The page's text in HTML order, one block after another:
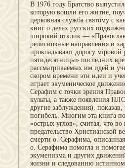
В 1976 году Братство
которую вошли его житие,
церковная служба святому с
книг о делах русских
широкий отклик —
религиозные направления и
прокладывают дорогу міровой
пятидесятницы» последних
рассматриваемых им идей и
скором времени эти идеи и
играет экуменическое
Серафим с точки зрения
культы, а также появления
другие заблуждения),
погибель. Многим эта книга
«острых углов», считая, что
предательство Христианской
смерти о. Серафима,
о. Серафима помогла и
экуменизма и других
жизни и следованию